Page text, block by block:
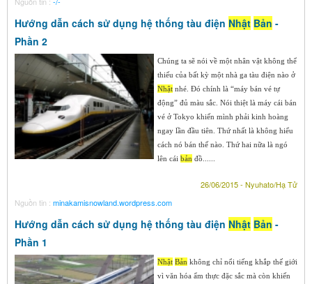
Hướng dẫn cách sử dụng hệ thống tàu điện Nhật Bản -
Phần 2
Chúng ta sẽ nói về một nhân vật không thể
thiếu của bất kỳ một nhà ga tàu điện nào ở
Nhật nhé. Đó chính là “máy bán vé tự
động” đủ màu sắc. Nói thiệt là máy cái bán
vé ở Tokyo khiến mình phải kinh hoàng
ngay lần đầu tiên. Thứ nhất là không hiểu
cách nó bán thế nào. Thứ hai nữa là ngó
lên cái bản đồ......
26/06/2015 - Nyuhato/Hạ Tử
Nguồn tin : minakamisnowland.wordpress.com
Hướng dẫn cách sử dụng hệ thống tàu điện Nhật Bản -
Phần 1
Nhật Bản không chỉ nổi tiếng khắp thế giới
vì văn hóa ẩm thực đặc sắc mà còn khiến